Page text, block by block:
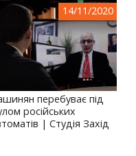
14/11/2020
перебуває під
російських
| Студія Захід